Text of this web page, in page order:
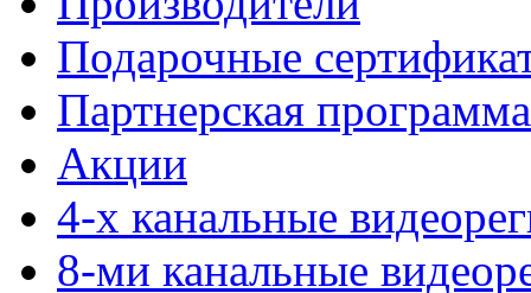
Подарочные
Партнерская программа
Акции
4-х канальные
8-ми канальные